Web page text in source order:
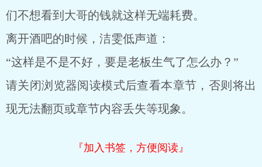
们不想看到大哥的钱就这样无端耗费。
离开酒吧的时候，洁雯低声道：
“这样是不是不好，要是老板生气了怎么办？”
请关闭浏览器阅读模式后查看本章节，否则将出
现无法翻页或章节内容丢失等现象。
『加入书签，方便阅读』